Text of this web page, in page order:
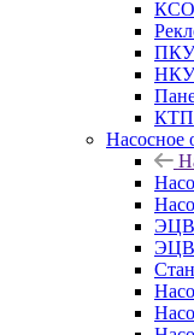
КСО
ПКУ
НКУ
КТП
Насосное
ЭЦВ
ЭЦВ